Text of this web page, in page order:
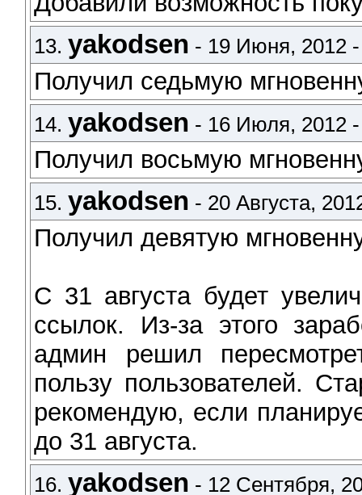
13.yakodsen - 19 Июня, 2012
Получил седьмую
14.yakodsen - 16 Июля, 2012
Получил восьмую
15.yakodsen - 20 Августа,
Получил девятую
С 31 августа будет
ссылок. Из-за этого
админ решил
пользу пользователей.
рекомендую, если
до 31 августа.
16.yakodsen - 12 Сентября,